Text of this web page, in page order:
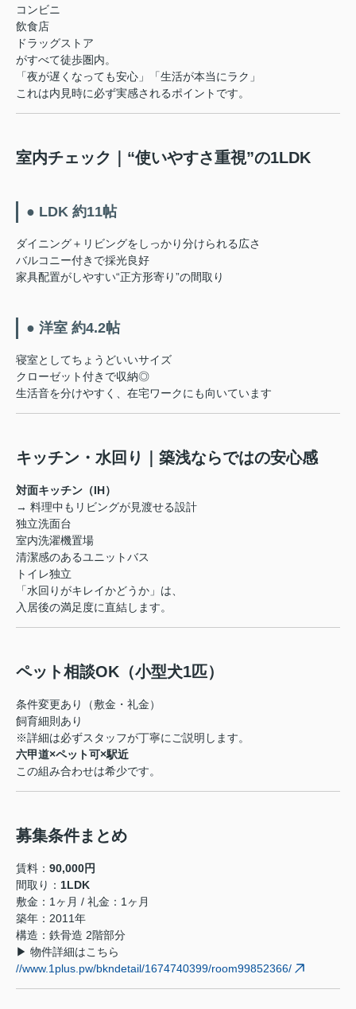
コンビニ
飲食店
ドラッグストア
がすべて徒歩圏内。
「夜が遅くなっても安心」「生活が本当にラク」
これは内見時に必ず実感されるポイントです。
室内チェック｜“使いやすさ重視”の1LDK
● LDK 約11帖
ダイニング＋リビングをしっかり分けられる広さ
バルコニー付きで採光良好
家具配置がしやすい“正方形寄り”の間取り
● 洋室 約4.2帖
寝室としてちょうどいいサイズ
クローゼット付きで収納◎
生活音を分けやすく、在宅ワークにも向いています
キッチン・水回り｜築浅ならではの安心感
対面キッチン（IH）
→ 料理中もリビングが見渡せる設計
独立洗面台
室内洗濯機置場
清潔感のあるユニットバス
トイレ独立
「水回りがキレイかどうか」は、
入居後の満足度に直結します。
ペット相談OK（小型犬1匹）
条件変更あり（敷金・礼金）
飼育細則あり
※詳細は必ずスタッフが丁寧にご説明します。
六甲道×ペット可×駅近
この組み合わせは希少です。
募集条件まとめ
賃料： 90,000円
間取り： 1LDK
敷金：1ヶ月 / 礼金：1ヶ月
築年：2011年
構造：鉄骨造 2階部分
▶ 物件詳細はこちら
//www.1plus.pw/bkndetail/1674740399/room99852366/